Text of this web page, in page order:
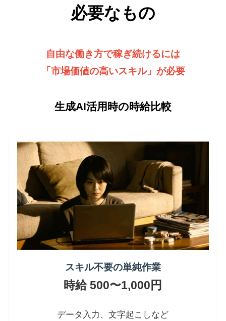
必要なもの
自由な働き方で稼ぎ続けるには
「市場価値の高いスキル」が必要
生成AI活用時の時給比較
スキル不要の単純作業
時給 500〜1,000円
データ入力、文字起こしなど